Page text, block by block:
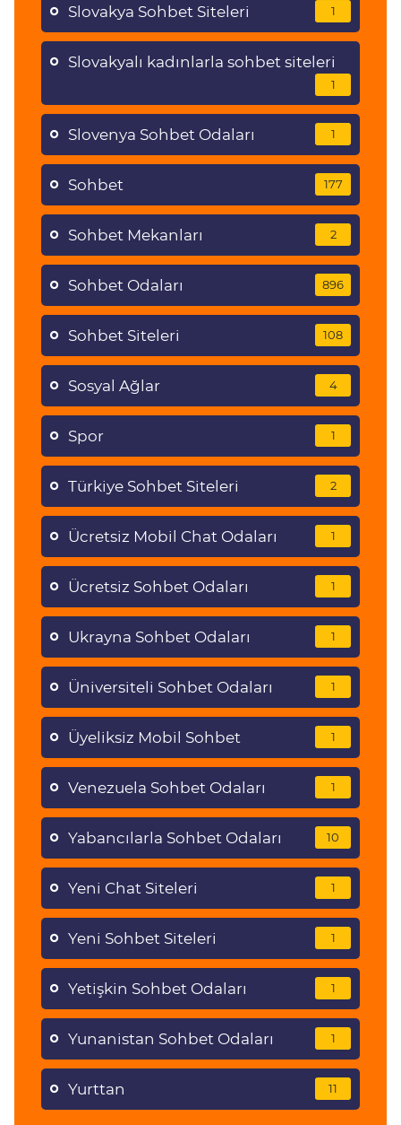
Slovakya Sohbet Siteleri 1
Slovakyalı kadınlarla sohbet siteleri
1
Slovenya Sohbet Odaları 1
Sohbet 177
Sohbet Mekanları 2
Sohbet Odaları 896
Sohbet Siteleri 108
Sosyal Ağlar 4
Spor 1
Türkiye Sohbet Siteleri 2
Ücretsiz Mobil Chat Odaları 1
Ücretsiz Sohbet Odaları 1
Ukrayna Sohbet Odaları 1
Üniversiteli Sohbet Odaları 1
Üyeliksiz Mobil Sohbet 1
Venezuela Sohbet Odaları 1
Yabancılarla Sohbet Odaları 10
Yeni Chat Siteleri 1
Yeni Sohbet Siteleri 1
Yetişkin Sohbet Odaları 1
Yunanistan Sohbet Odaları 1
Yurttan 11